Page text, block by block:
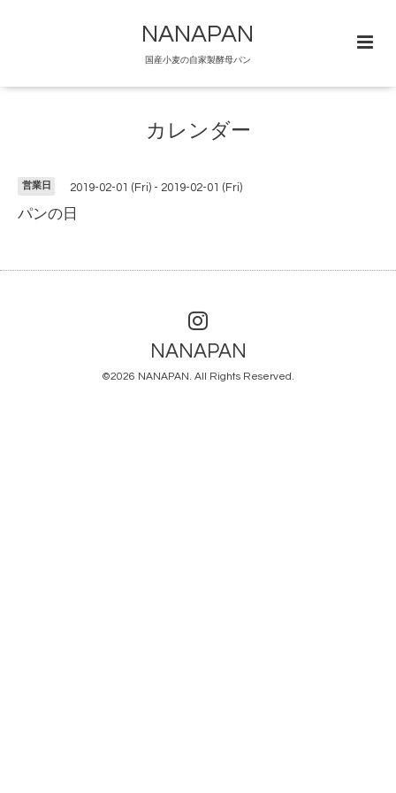
NANAPAN
国産小麦の自家製酵母パン
カレンダー
営業日 2019-02-01 (Fri) - 2019-02-01 (Fri)
パンの日
NANAPAN
©2026 NANAPAN. All Rights Reserved.